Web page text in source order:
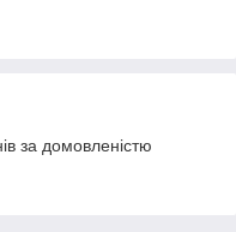
за домовленістю